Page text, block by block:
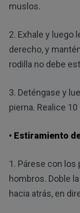
muslos.
2. Exhale y luego
derecho, y
rodilla no debe
3. Deténgase y
pierna. Realice
• Estiramiento
1. Párese con los
hombros. Doble
hacia atrás, en